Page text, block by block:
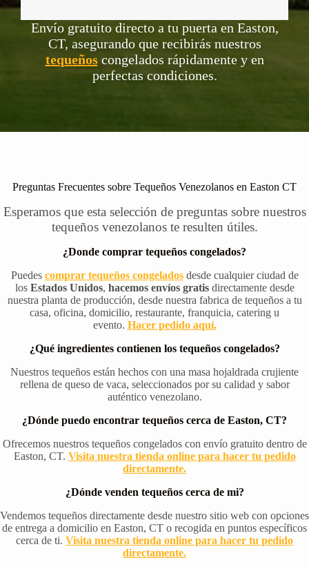
Envío gratuito directo a tu puerta en Easton,
CT, asegurando que recibirás nuestros
tequeñoscongelados rápidamente y en
perfectas condiciones.
Preguntas Frecuentes sobre Tequeños Venezolanos en Easton CT
Esperamos que esta selección de preguntas sobre nuestros
tequeños venezolanos te resulten útiles.
¿Donde comprar tequeños congelados?
Puedes comprar tequeños congelados desde cualquier ciudad de
los Estados Unidos, hacemos envíos gratisdirectamente desde
nuestra planta de producción, desde nuestra fabrica de tequeños a tu
casa, oficina, domicilio, restaurante, franquicia, catering u
evento. Hacer pedido aquí.
¿Qué ingredientes contienen los tequeños congelados?
Nuestros tequeños están hechos con una masa hojaldrada crujiente
rellena de queso de vaca, seleccionados por su calidad y sabor
auténtico venezolano.
¿Dónde puedo encontrar tequeños cerca de Easton, CT?
Ofrecemos nuestros tequeños congelados con envío gratuito dentro de
Easton, CT. Visita nuestra tienda online para hacer tu pedido
directamente.
¿Dónde venden tequeños cerca de mi?
Vendemos tequeños directamente desde nuestro sitio web con opciones
de entrega a domicilio en Easton, CT o recogida en puntos específicos
cerca de ti. Visita nuestra tienda online para hacer tu pedido
directamente.